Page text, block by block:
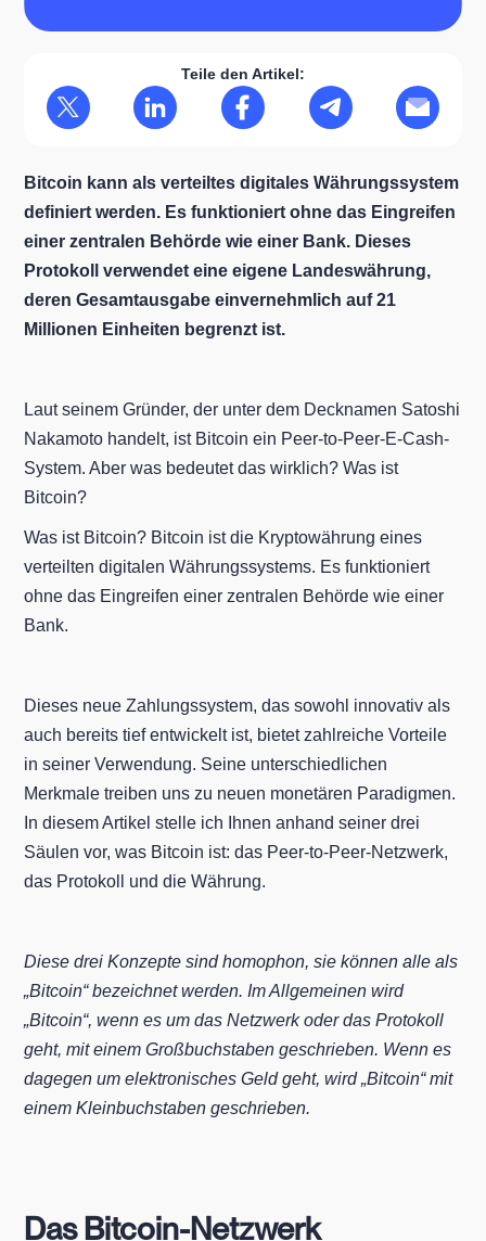
Teile den Artikel:
Bitcoin kann als verteiltes digitales Währungssystem
definiert werden. Es funktioniert ohne das Eingreifen
einer zentralen Behörde wie einer Bank. Dieses
Protokoll verwendet eine eigene Landeswährung,
deren Gesamtausgabe einvernehmlich auf 21
Millionen Einheiten begrenzt ist.
Laut seinem Gründer, der unter dem Decknamen Satoshi
Nakamoto handelt, ist Bitcoin ein Peer-to-Peer-E-Cash-
System. Aber was bedeutet das wirklich? Was ist
Bitcoin?
Was ist Bitcoin? Bitcoin ist die Kryptowährung eines
verteilten digitalen Währungssystems. Es funktioniert
ohne das Eingreifen einer zentralen Behörde wie einer
Bank.
Dieses neue Zahlungssystem, das sowohl innovativ als
auch bereits tief entwickelt ist, bietet zahlreiche Vorteile
in seiner Verwendung. Seine unterschiedlichen
Merkmale treiben uns zu neuen monetären Paradigmen.
In diesem Artikel stelle ich Ihnen anhand seiner drei
Säulen vor, was Bitcoin ist: das Peer-to-Peer-Netzwerk,
das Protokoll und die Währung.
Diese drei Konzepte sind homophon, sie können alle als
„Bitcoin“ bezeichnet werden. Im Allgemeinen wird
„Bitcoin“, wenn es um das Netzwerk oder das Protokoll
geht, mit einem Großbuchstaben geschrieben. Wenn es
dagegen um elektronisches Geld geht, wird „Bitcoin“ mit
einem Kleinbuchstaben geschrieben.
Das Bitcoin-Netzwerk